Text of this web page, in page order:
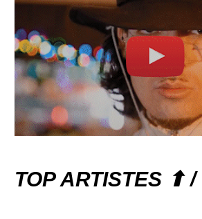
TOP ARTISTES ⬆ /